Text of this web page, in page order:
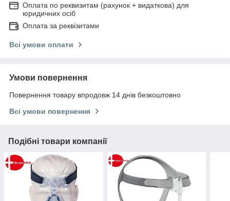
Оплата по реквизитам (рахунок + видаткова) для
юридичних осіб
Оплата за реквізитами
Всі умови оплати
Умови повернення
Повернення товару впродовж 14 днів безкоштовно
Всі умови повернення
Подібні товари компанії